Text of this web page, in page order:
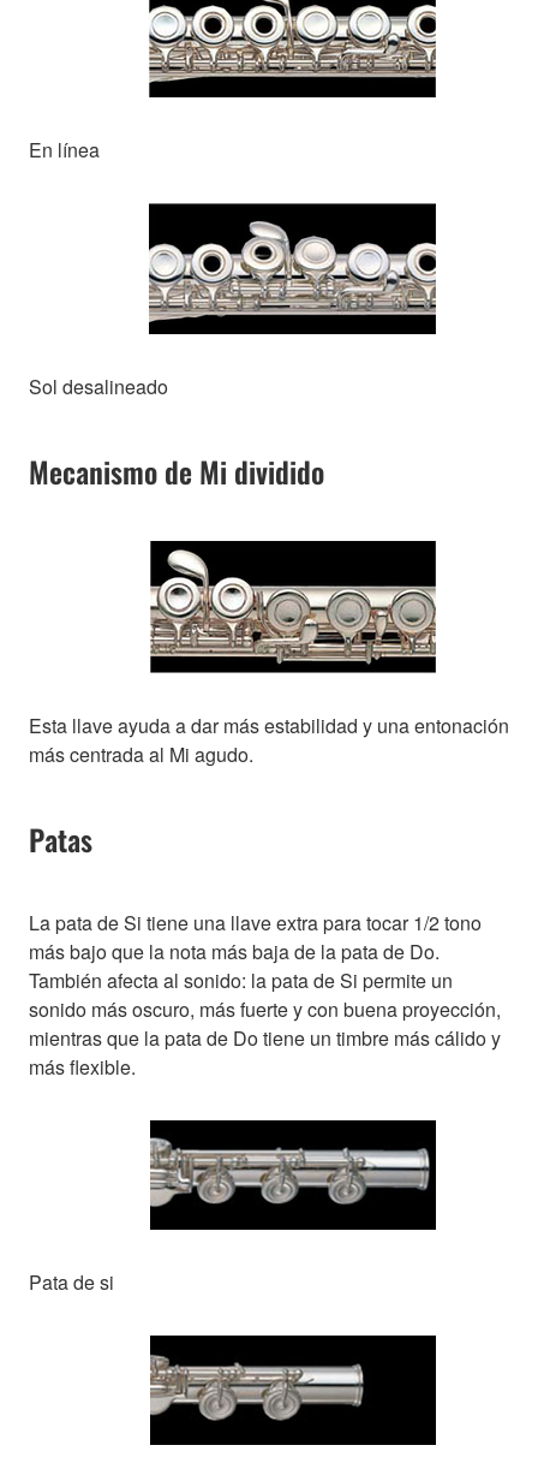
En línea
Sol desalineado
Mecanismo de Mi dividido
Esta llave ayuda a dar más estabilidad y una entonación
más centrada al Mi agudo.
Patas
La pata de Si tiene una llave extra para tocar 1/2 tono
más bajo que la nota más baja de la pata de Do.
También afecta al sonido: la pata de Si permite un
sonido más oscuro, más fuerte y con buena proyección,
mientras que la pata de Do tiene un timbre más cálido y
más flexible.
Pata de si